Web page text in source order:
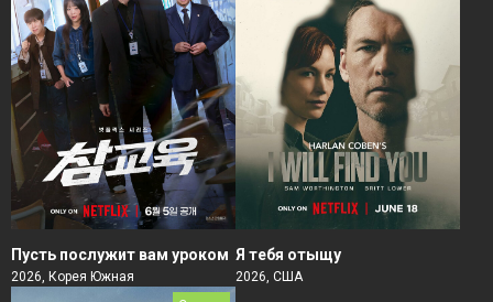
Пусть послужит вам уроком
2026, Корея Южная
Я тебя отыщу
2026, США